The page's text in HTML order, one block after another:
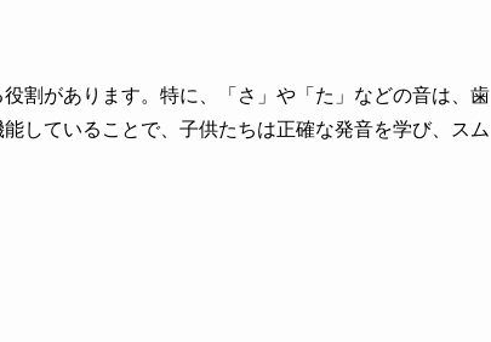
割があります。特に、「さ」や「た」などの音は、歯
していることで、子供たちは正確な発音を学び、スム